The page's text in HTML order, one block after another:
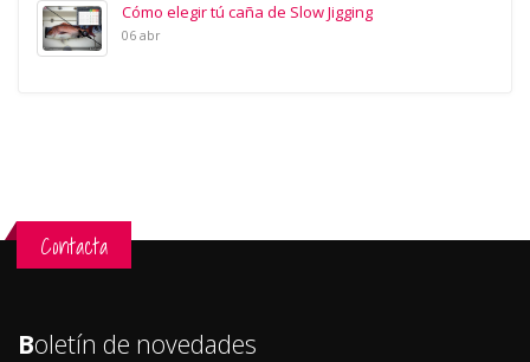
Cómo elegir tú caña de Slow Jigging
06 abr
Contacta
Boletín de novedades